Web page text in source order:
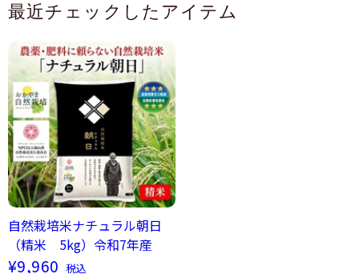
最近チェックしたアイテム
自然栽培米ナチュラル朝日
（精米 5kg）令和7年産
¥9,960 税込